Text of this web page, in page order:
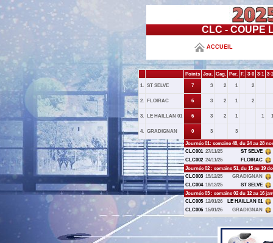
CLC - COUPE
ACCUEIL
Points Jou. Gag. Per. F. 3-0 3-1 3-2
1. ST SELVE 7 3 2 1 2
2. FLOIRAC 6 3 2 1 2
3. LE HAILLAN 01 6 3 2 1 1 1
4. GRADIGNAN 0 3 3
Journée 01: semaine 48, du 24 au 28
CLC001 27/11/25
ST SELVE
CLC002 24/11/25
FLOIRAC
Journée 02 : semaine 51, du 15 au 19
CLC003 15/12/25
GRADIGNAN
CLC004 18/12/25
ST SELVE
Journée 03 : semaine 02 du 12 au 16
CLC005 12/01/26
LE HAILLAN 01
CLC006 15/01/26 GRADIGNAN